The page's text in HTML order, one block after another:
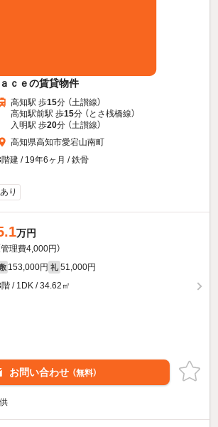
ｃｅの賃貸物件
高知駅 歩15分 （土讃線）
高知駅前駅 歩15分 （とさ桟橋線）
入明駅 歩20分 （土讃線）
高知県高知市愛宕山南町
建 / 19年6ヶ月 / 鉄骨
り
万円
管理費4,000円）
153,000円 礼 51,000円
/ 1DK / 34.62㎡
お問い合わせ （無料）